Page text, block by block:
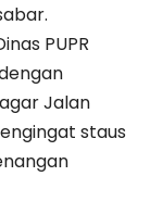
PUPR
Jalan
staus